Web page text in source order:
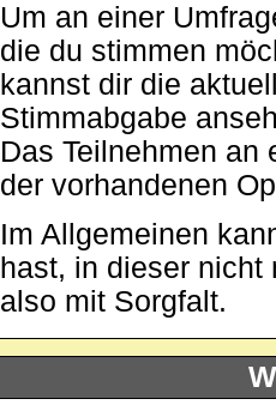
Um an einer
die du stimmen
kannst dir die
Stimmabgabe
Das Teilnehmen an
der vorhandenen
Im Allgemeinen
hast, in dieser nicht
also mit Sorgfalt.